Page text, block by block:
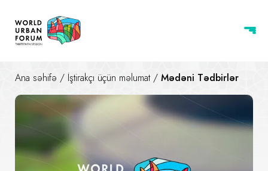
Ana səhifə / İştirakçı üçün məlumat/ Mədəni Tədbirlər